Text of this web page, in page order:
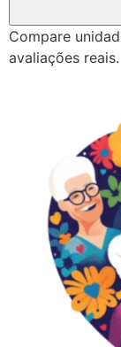
Compare
avaliações reais.